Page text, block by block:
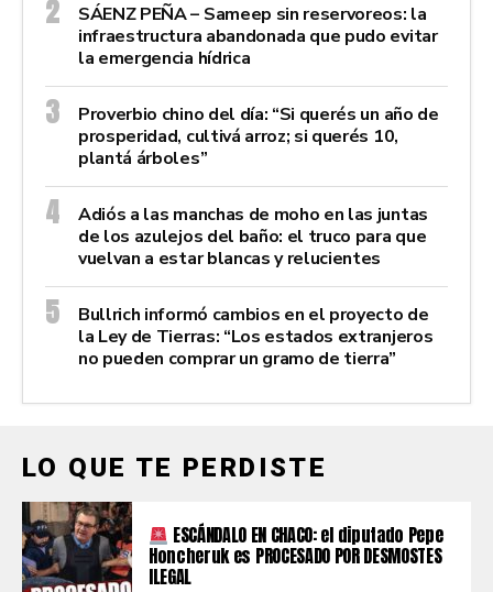
SÁENZ PEÑA – Sameep sin reservoreos: la
infraestructura abandonada que pudo evitar
la emergencia hídrica
Proverbio chino del día: “Si querés un año de
prosperidad, cultivá arroz; si querés 10,
plantá árboles”
Adiós a las manchas de moho en las juntas
de los azulejos del baño: el truco para que
vuelvan a estar blancas y relucientes
Bullrich informó cambios en el proyecto de
la Ley de Tierras: “Los estados extranjeros
no pueden comprar un gramo de tierra”
LO QUE TE PERDISTE
ESCÁNDALO EN CHACO: el diputado Pepe
Honcheruk es PROCESADO POR DESMOSTES
ILEGAL